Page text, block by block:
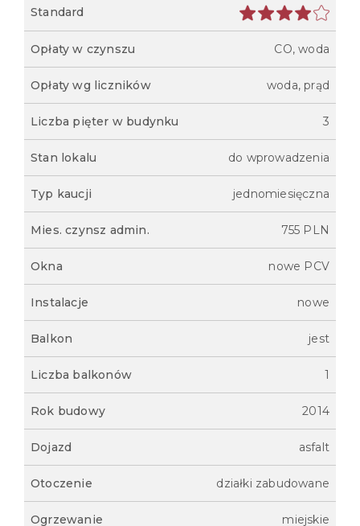
Standard
Opłaty w czynszu CO, woda
Opłaty wg liczników woda, prąd
Liczba pięter w budynku 3
Stan lokalu do wprowadzenia
Typ kaucji jednomiesięczna
Mies. czynsz admin. 755 PLN
Okna nowe PCV
Instalacje nowe
Balkon jest
Liczba balkonów 1
Rok budowy 2014
Dojazd asfalt
Otoczenie działki zabudowane
Ogrzewanie miejskie